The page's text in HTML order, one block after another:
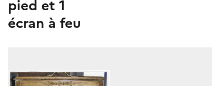
pied et 1
écran à feu